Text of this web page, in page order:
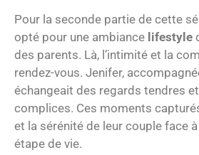
Pour la seconde partie de cette
opté pour une ambiance lifestyle
des parents. Là, l’intimité et la
rendez-vous. Jenifer,
échangeait des regards tendres
complices. Ces moments
et la sérénité de leur couple face
étape de vie.